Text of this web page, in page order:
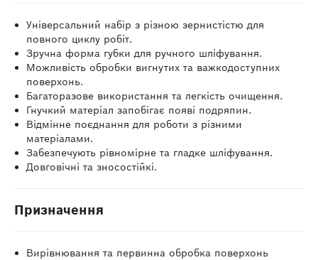
Універсальний набір з різною зернистістю для
повного циклу робіт.
Зручна форма губки для ручного шліфування.
Можливість обробки вигнутих та важкодоступних
поверхонь.
Багаторазове використання та легкість очищення.
Гнучкий матеріал запобігає появі подряпин.
Відмінне поєднання для роботи з різними
матеріалами.
Забезпечують рівномірне та гладке шліфування.
Довговічні та зносостійкі.
Призначення
Вирівнювання та первинна обробка поверхонь